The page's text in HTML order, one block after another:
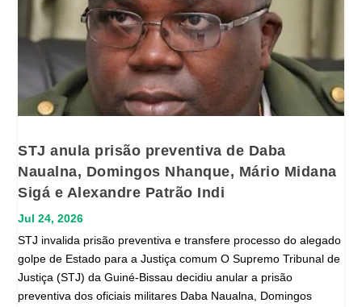
STJ anula prisão preventiva de Daba
Naualna, Domingos Nhanque, Mário Midana
Sigá e Alexandre Patrão Indi
Jul 24, 2026
STJ invalida prisão preventiva e transfere processo do alegado
golpe de Estado para a Justiça comum O Supremo Tribunal de
Justiça (STJ) da Guiné-Bissau decidiu anular a prisão
preventiva dos oficiais militares Daba Naualna, Domingos